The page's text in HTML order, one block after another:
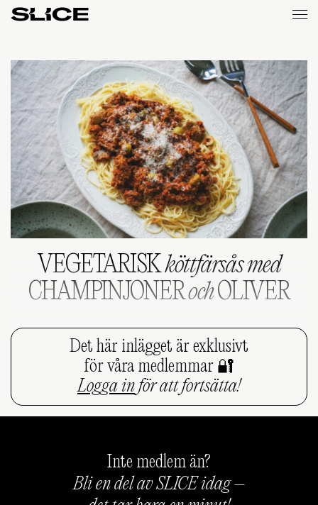
Slice
VEGETARISKköttfärsås med
CHAMPINJONERochOLIVER
Det här inlägget är exklusivt
för våra medlemmar 🔐
Logga inför att fortsätta!
Inte medlem än?
Bli en del av SLICE idag –